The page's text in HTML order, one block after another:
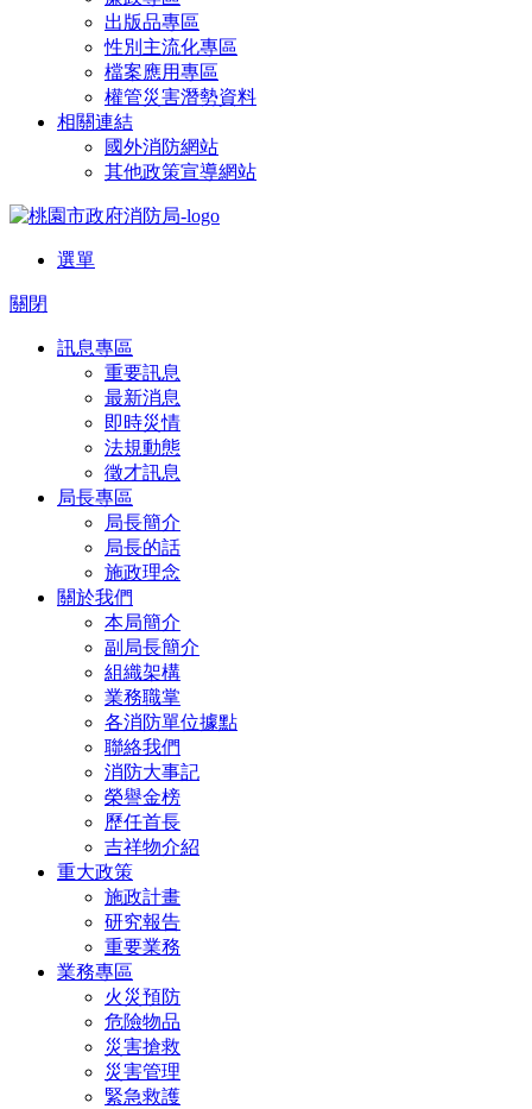
出版品專區
性別主流化專區
檔案應用專區
權管災害潛勢資料
相關連結
國外消防網站
其他政策宣導網站
選單
關閉
訊息專區
重要訊息
最新消息
即時災情
法規動態
徵才訊息
局長專區
局長簡介
局長的話
施政理念
關於我們
本局簡介
副局長簡介
組織架構
業務職掌
各消防單位據點
聯絡我們
消防大事記
榮譽金榜
歷任首長
吉祥物介紹
重大政策
施政計畫
研究報告
重要業務
業務專區
火災預防
危險物品
災害搶救
災害管理
緊急救護